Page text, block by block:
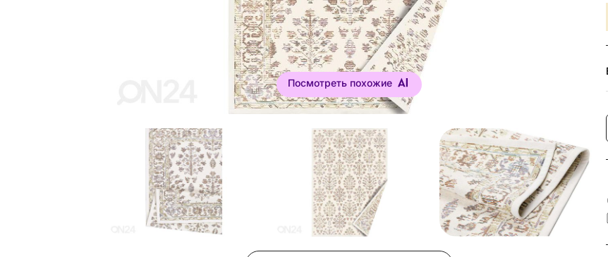
Посмотреть похожие